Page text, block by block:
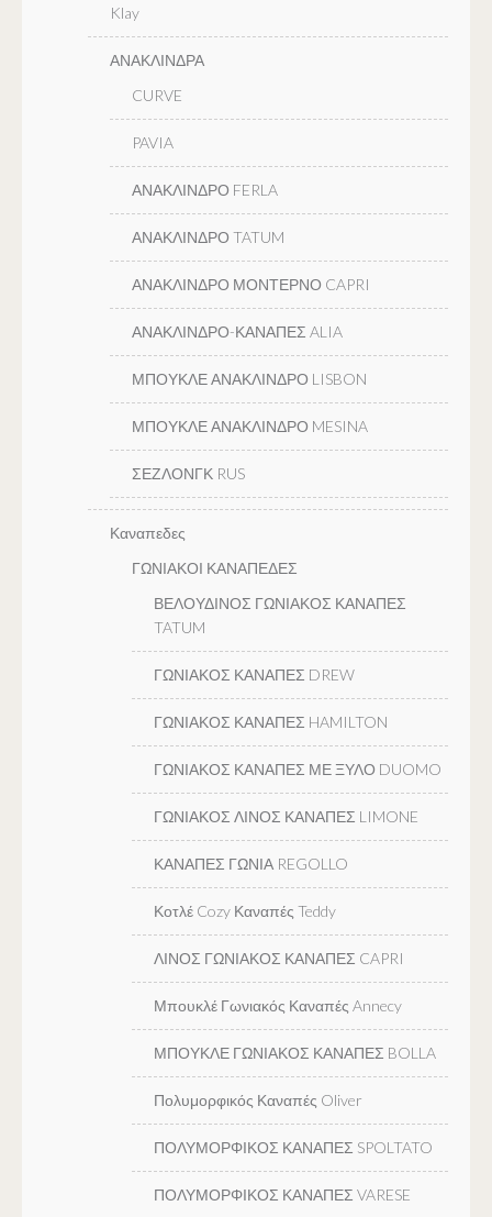
Klay
ΑΝΑΚΛΙΝΔΡΑ
CURVE
PAVIA
ΑΝΑΚΛΙΝΔΡΟ FERLA
ΑΝΑΚΛΙΝΔΡΟ TATUM
ΑΝΑΚΛΙΝΔΡΟ ΜΟΝΤΕΡΝΟ CAPRI
ΑΝΑΚΛΙΝΔΡΟ-ΚΑΝΑΠΕΣ ALIA
ΜΠΟΥΚΛΕ ΑΝΑΚΛΙΝΔΡΟ LISBON
ΜΠΟΥΚΛΕ ΑΝΑΚΛΙΝΔΡΟ MESINA
ΣΕΖΛΟΝΓΚ RUS
Καναπεδες
ΓΩΝΙΑΚΟΙ ΚΑΝΑΠΕΔΕΣ
ΒΕΛΟΥΔΙΝΟΣ ΓΩΝΙΑΚΟΣ ΚΑΝΑΠΕΣ
TATUM
ΓΩΝΙΑΚΟΣ ΚΑΝΑΠΕΣ DREW
ΓΩΝΙΑΚΟΣ ΚΑΝΑΠΕΣ HAMILTON
ΓΩΝΙΑΚΟΣ ΚΑΝΑΠΕΣ ΜΕ ΞΥΛΟ DUOMO
ΓΩΝΙΑΚΟΣ ΛΙΝΟΣ ΚΑΝΑΠΕΣ LIMONE
ΚΑΝΑΠΕΣ ΓΩΝΙΑ REGOLLO
Κοτλέ Cozy Καναπές Teddy
ΛΙΝΟΣ ΓΩΝΙΑΚΟΣ ΚΑΝΑΠΕΣ CAPRI
Μπουκλέ Γωνιακός Καναπές Annecy
ΜΠΟΥΚΛΕ ΓΩΝΙΑΚΟΣ ΚΑΝΑΠΕΣ BOLLA
Πολυμορφικός Καναπές Oliver
ΠΟΛΥΜΟΡΦΙΚΟΣ ΚΑΝΑΠΕΣ SPOLTATO
ΠΟΛΥΜΟΡΦΙΚΟΣ ΚΑΝΑΠΕΣ VARESE